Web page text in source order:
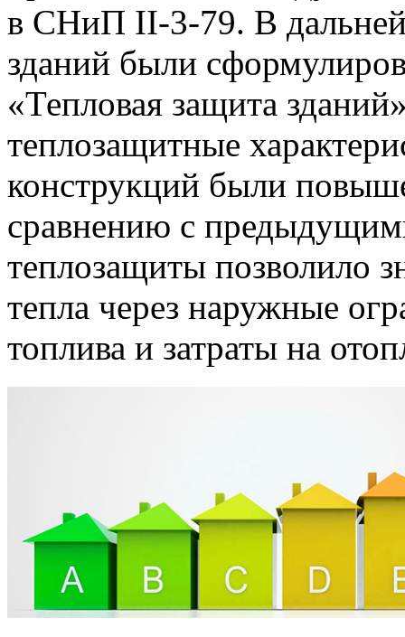
в СНиП II-3-79. В
зданий были
«Тепловая защита
теплозащитные
конструкций были
сравнению с
теплозащиты позволило
тепла через наружные
топлива и затраты на